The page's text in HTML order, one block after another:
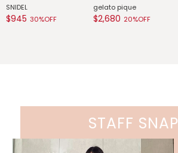
SNIDEL
$945 30%OFF
gelato pique
$2,680 20%OFF
STAFF SNAP